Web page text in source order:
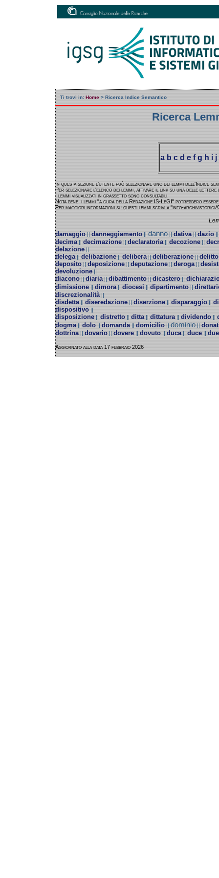
Ti trovi in: Home > Ricerca Indice Semantico
Ricerca
a b c d e f g h i j
In questa sezione l'utente può selezionare uno dei lemmi dell'Indice
Per selezionare l'elenco dei lemmi, attivare il link su una delle
I lemmi visualizzati in grassetto sono consultabili.
Nota bene: i lemmi "a cura della Redazione IS-LeGI" potrebbero
Per maggiori informazioni su questi lemmi scrivi a "info-
damaggio || danneggiamento || danno || dativa || dazio
decima || decimazione || declaratoria || decozione ||
delazione ||
delega || delibazione || delibera || deliberazione || delitto
deposito || deposizione || deputazione || deroga ||
devoluzione ||
diacono || diaria || dibattimento || dicastero ||
dimissione || dimora || diocesi || dipartimento ||
discrezionalità ||
disdetta || diseredazione || diserzione || disparaggio ||
dispositivo ||
disposizione || distretto || ditta || dittatura || dividendo ||
dogma || dolo || domanda || domicilio || dominio ||
dottrina || dovario || dovere || dovuto || duca || duce ||
Aggiornato alla data 17 febbraio 2026